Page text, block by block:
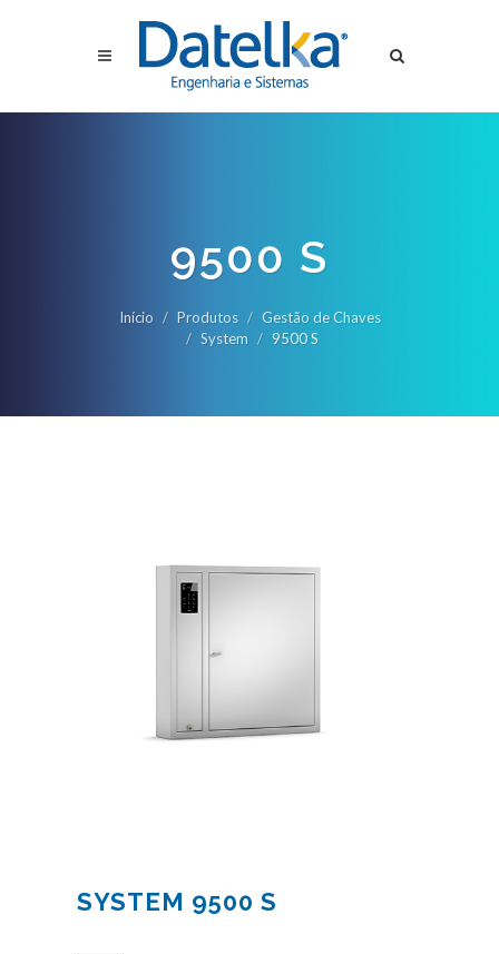
9500 S
Início Produtos
Gestão de Chaves
System
9500 S
SYSTEM 9500 S